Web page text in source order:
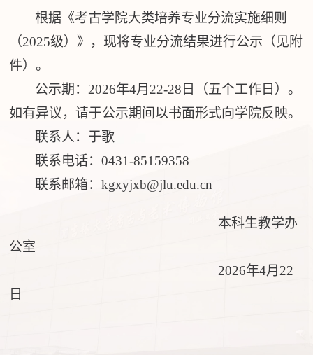
根据《考古学院大类培养专业分流实施细则
（2025级）》，现将专业分流结果进行公示（见附
件）。
公示期：2026年4月22-28 日 （五个工作日 ）。
如有异议，请于公示期间以书面形式向学院反映。
联系人：于歌
联系电话：0431-85159358
联系邮箱：kgxyjxb@jlu.edu.cn
本科生教学办
公室
2026年4月22
日